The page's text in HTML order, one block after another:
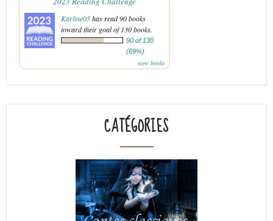
Karline05has read 90 books
toward their goal of 130 books.
90 of 130
(69%)
view books
CATÉGORIES